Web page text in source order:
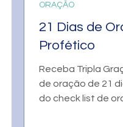
21 Dias de
Profético
Receba Tripla
de oração de 21
do check list de
ORAÇÃO